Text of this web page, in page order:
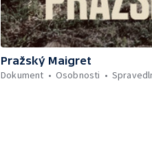
Pražský Maigret
Dokument
Osobnosti